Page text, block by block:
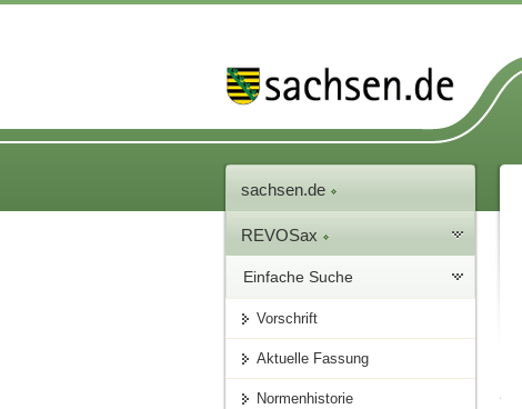
sachsen.de
REVOSax
Einfache Suche
Vorschrift
Aktuelle Fassung
Normenhistorie